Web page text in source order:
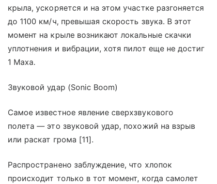
крыла, ускоряется и на этом участке разгоняется
до 1100 км/ч, превышая скорость звука. В этот
момент на крыле возникают локальные скачки
уплотнения и вибрации, хотя пилот еще не достиг
1 Маха.
Звуковой удар (Sonic Boom)
Самое известное явление сверхзвукового
полета — это звуковой удар, похожий на взрыв
или раскат грома [11].
Распространено заблуждение, что хлопок
происходит только в тот момент, когда самолет